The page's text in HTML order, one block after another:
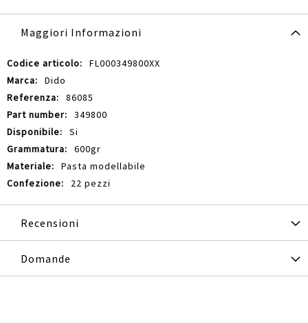
Maggiori Informazioni
Maggiori
Informazioni
FL000349800XX
Dido
86085
349800
Si
600gr
Pasta modellabile
22 pezzi
Recensioni
Domande